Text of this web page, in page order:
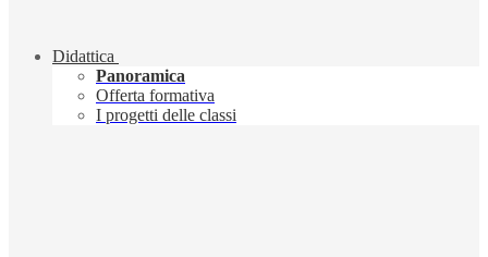
Didattica
Panoramica
Offerta formativa
I progetti delle classi